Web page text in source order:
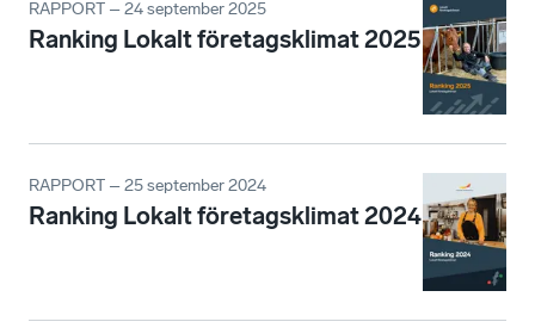
RAPPORT – 24 september 2025
Ranking Lokalt företagsklimat 2025
RAPPORT – 25 september 2024
Ranking Lokalt företagsklimat 2024